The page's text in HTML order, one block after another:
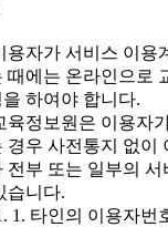
자가 서비스 이용
때에는 온라인으로
을 하여야 합니다.
정보원은 이용자
경우 사전통지 없이
전부 또는 일부의
습니다.
1. 타인의 이용자번